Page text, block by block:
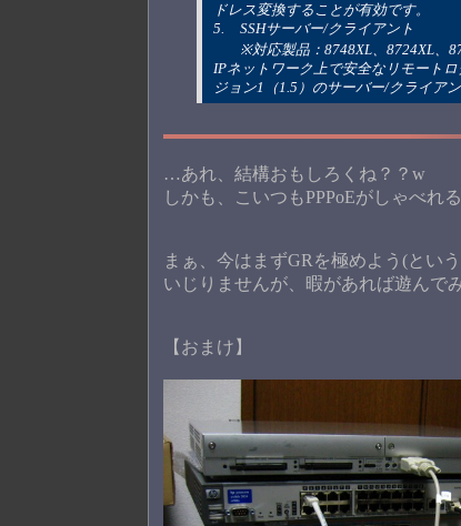
ドレス変換することが有効です。
5. 	SSHサーバー/クライアント
※対応製品：8748XL、8724XL、
IPネットワーク上で安全なリモート
ジョン1（1.5）のサーバー/クライア
…あれ、結構おもしろくね？？w
しかも、こいつもPPPoEがしゃべれ
まぁ、今はまずGRを極めよう(とい
いじりませんが、暇があれば遊んで
【おまけ】